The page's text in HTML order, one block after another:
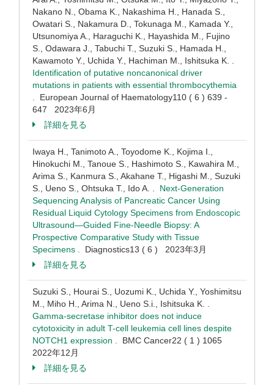
Nakano N., Obama K., Nakashima H., Hanada S.,
Owatari S., Nakamura D., Tokunaga M., Kamada Y.,
Utsunomiya A., Haraguchi K., Hayashida M., Fujino
S., Odawara J., Tabuchi T., Suzuki S., Hamada H.,
Kawamoto Y., Uchida Y., Hachiman M., Ishitsuka K. .
Identification of putative noncanonical driver
mutations in patients with essential thrombocythemia
European Journal of Haematology110 ( 6 ) 639 -
647 2023年6月
詳細を見る
Iwaya H., Tanimoto A., Toyodome K., Kojima I.,
Hinokuchi M., Tanoue S., Hashimoto S., Kawahira M.,
Arima S., Kanmura S., Akahane T., Higashi M., Suzuki
S., Ueno S., Ohtsuka T., Ido A. . Next-Generation
Sequencing Analysis of Pancreatic Cancer Using
Residual Liquid Cytology Specimens from Endoscopic
Ultrasound—Guided Fine-Needle Biopsy: A
Prospective Comparative Study with Tissue
Specimens . Diagnostics13 ( 6 ) 2023年3月
詳細を見る
Suzuki S., Hourai S., Uozumi K., Uchida Y., Yoshimitsu
M., Miho H., Arima N., Ueno S.i., Ishitsuka K. .
Gamma-secretase inhibitor does not induce
cytotoxicity in adult T-cell leukemia cell lines despite
NOTCH1 expression . BMC Cancer22 ( 1 ) 1065
2022年12月
詳細を見る